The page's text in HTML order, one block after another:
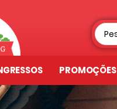
PROMOÇÕES